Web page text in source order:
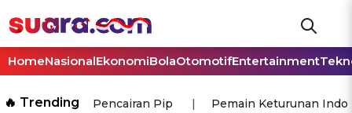
HomeNasionalEkonomiBolaOtomotifEntertainment
🔥 Trending Pencairan Pip Pemain Keturunan